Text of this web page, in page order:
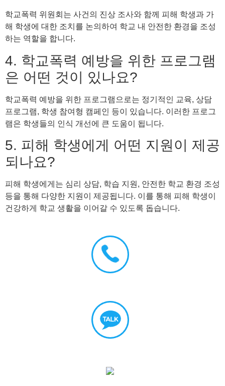
학교폭력 위원회는 사건의 진상 조사와 함께 피해 학생과 가
해 학생에 대한 조치를 논의하여 학교 내 안전한 환경을 조성
하는 역할을 합니다.
4. 학교폭력 예방을 위한 프로그램
은 어떤 것이 있나요?
학교폭력 예방을 위한 프로그램으로는 정기적인 교육, 상담
프로그램, 학생 참여형 캠페인 등이 있습니다. 이러한 프로그
램은 학생들의 인식 개선에 큰 도움이 됩니다.
5. 피해 학생에게 어떤 지원이 제공
되나요?
피해 학생에게는 심리 상담, 학습 지원, 안전한 학교 환경 조성
등을 통해 다양한 지원이 제공됩니다. 이를 통해 피해 학생이
건강하게 학교 생활을 이어갈 수 있도록 돕습니다.